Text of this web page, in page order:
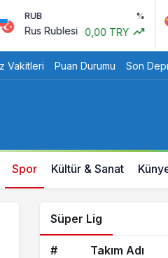
Rublesi 0,00 TRY
Vakitleri Puan Durumu Son
Spor Kültür & Sanat
Süper Lig
# Takım Adı